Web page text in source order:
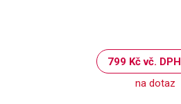
799 Kč vč. DPH
na dotaz